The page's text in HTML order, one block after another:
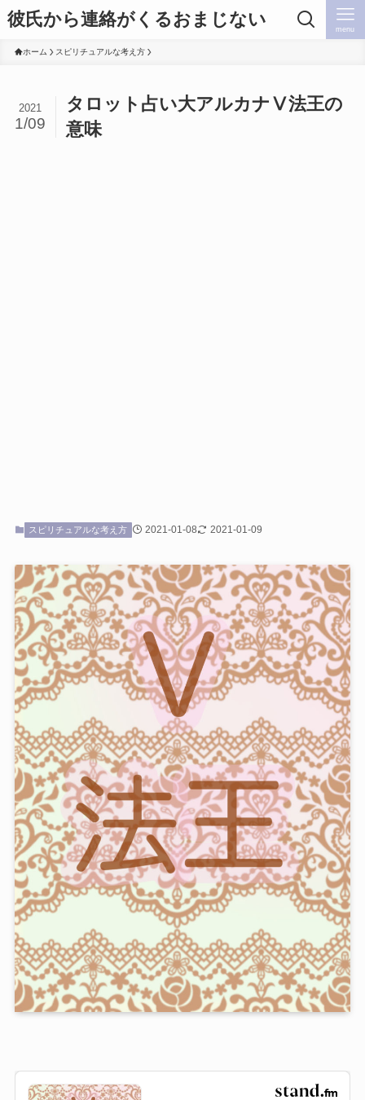
彼氏から連絡がくるおまじない menu
ホーム スピリチュアルな考え方
タロット占い大アルカナⅤ法王の
意味
2021
1/09
スピリチュアルな考え方 2021-01-08 2021-01-09